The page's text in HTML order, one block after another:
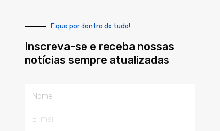
Fique por dentro de tudo!
Inscreva-se e receba nossas
notícias sempre atualizadas